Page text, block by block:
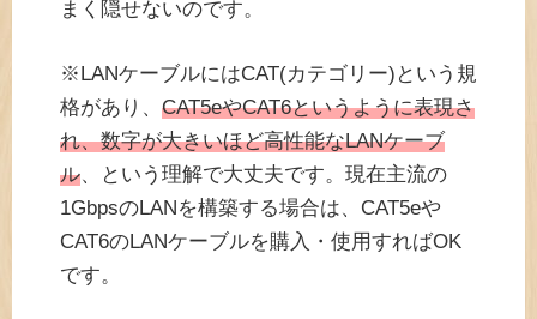
まく隠せないのです。
※LANケーブルにはCAT(カテゴリー)という規
格があり、 CAT5eやCAT6というように表現さ
れ、数字が大きいほど高性能なLANケーブ
ル、という理解で大丈夫です。現在主流の
1GbpsのLANを構築する場合は、CAT5eや
CAT6のLANケーブルを購入・使用すればOK
です。